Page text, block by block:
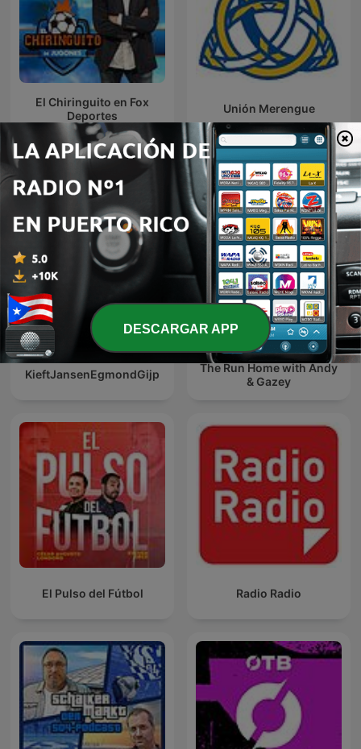
El Chiringuito en Fox
Deportes
Unión Merengue
Más podcasts internacionales de Deportes
KieftJansenEgmondGijp
The Run Home with Andy
& Gazey
El Pulso del Fútbol Radio Radio
DESCARGAR APP